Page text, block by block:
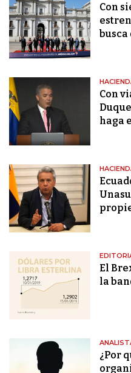
Con
Con
haga
El
la
¿Por